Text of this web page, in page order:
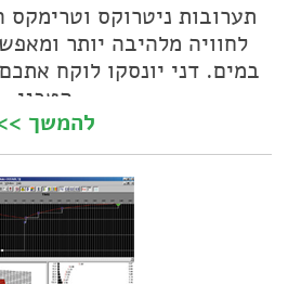
תערובות ניטרוקס
לחוויה מלהיבה יותר
במים. דני יונסקו לוקח
הטכני
להמשך